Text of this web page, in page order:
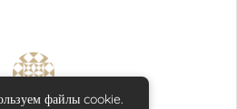
файлы cookie.